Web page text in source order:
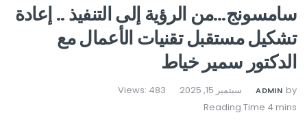
سامسونج…من الرؤية إلى التنفيذ .. إعادة
تشكيل مستقبل تقنيات الأعمال مع
الدكتور سمير خياط
by
ADMIN سبتمبر 15, 2025 Views: 483